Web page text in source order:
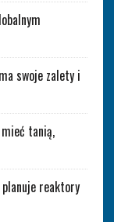
swoje zalety i
tanią,
reaktory